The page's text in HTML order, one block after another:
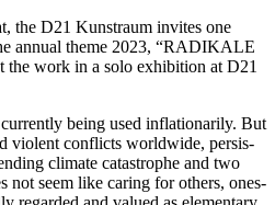
the D21 Kunstraum invi­tes one
annu­al the­me 2023, “RADIKALE
the work in a solo exhi­bi­ti­on at D21
being used infla­tio­na­ri­ly. But
vio­lent con­flicts world­wi­de, per­sis­
cli­ma­te cata­stro­phe and two
not seem like caring for others, ones­